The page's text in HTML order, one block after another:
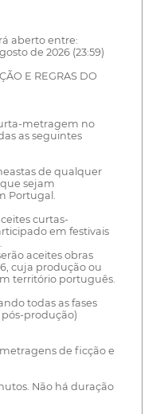
aberto entre:
de 2026 (23:59)
E REGRAS DO
metragem no
as seguintes
de qualquer
sejam
Portugal.
curtas-
em festivais
aceites obras
cuja produção ou
território português.
todas as fases
produção)
de ficção e
Não há duração